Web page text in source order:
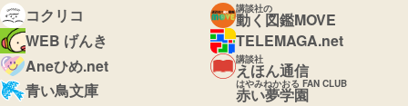
コクリコ
講談社の
動く図鑑MOVE
WEB げんき
TELEMAGA.net
Aneひめ.net
講談社
えほん通信
青い鳥文庫
はやみねかおる FAN CLUB
赤い夢学園